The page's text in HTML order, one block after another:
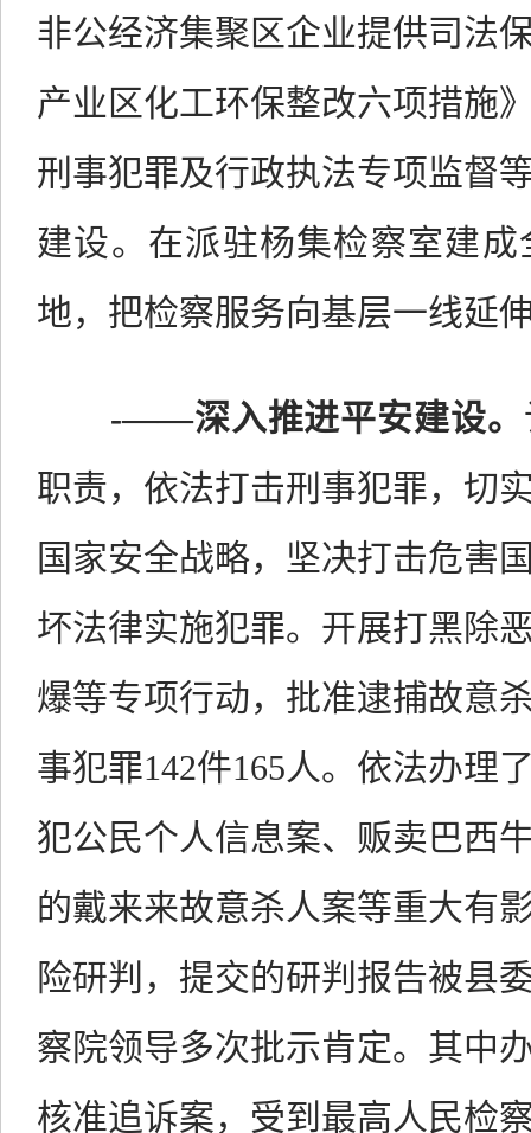
非公经济集聚区企业提供司法
产业区化工环保整改六项措施
刑事犯罪及行政执法专项监督
建设。在派驻杨集检察室建
地，把检察服务向基层一线延
-——深入推进平安建设。
职责，依法打击刑事犯罪，切
国家安全战略，坚决打击危害
坏法律实施犯罪。开展打黑除
爆等专项行动，批准逮捕故意
事犯罪142件165人。依法办理
犯公民个人信息案、贩卖巴西
的戴来来故意杀人案等重大有
险研判，提交的研判报告被县
察院领导多次批示肯定。 其中
核准追诉案，受到最高人民检